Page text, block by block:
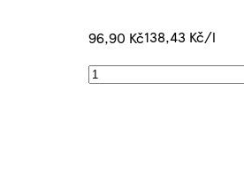
96,90 Kč138,43 Kč/l